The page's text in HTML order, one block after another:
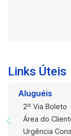
Links Úteis
Aluguéis
2º Via Boleto
Área do
Urgência